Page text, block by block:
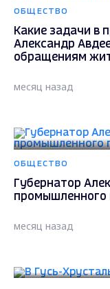
ОБЩЕСТВО
Какие задачи в
Александр
обращениям
месяц назад
ОБЩЕСТВО
Губернатор
промышленного
месяц назад